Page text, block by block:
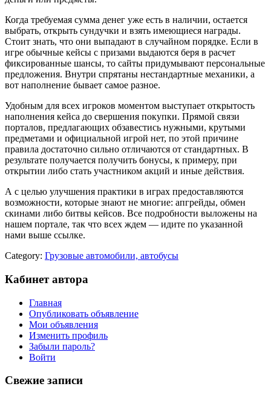
Когда требуемая сумма денег уже есть в наличии, остается
выбрать, открыть сундучки и взять имеющиеся награды.
Стоит знать, что они выпадают в случайном порядке. Если в
игре обычные кейсы с призами выдаются беря в расчет
фиксированные шансы, то сайты придумывают персональные
предложения. Внутри спрятаны нестандартные механики, а
вот наполнение бывает самое разное.
Удобным для всех игроков моментом выступает открытость
наполнения кейса до свершения покупки. Прямой связи
порталов, предлагающих обзавестись нужными, крутыми
предметами и официальной игрой нет, по этой причине
правила достаточно сильно отличаются от стандартных. В
результате получается получить бонусы, к примеру, при
открытии либо стать участником акций и иные действия.
А с целью улучшения практики в играх предоставляются
возможности, которые знают не многие: апгрейды, обмен
скинами либо битвы кейсов. Все подробности выложены на
нашем портале, так что всех ждем — идите по указанной
нами выше ссылке.
Category: Грузовые автомобили, автобусы
Кабинет автора
Главная
Опубликовать объявление
Мои объявления
Изменить профиль
Забыли пароль?
Войти
Свежие записи